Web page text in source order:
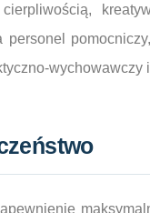
personel